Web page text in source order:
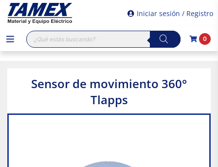
Iniciar sesión / Registro
Búsqueda
de
productos
0
Sensor de movimiento 360°
Tlapps